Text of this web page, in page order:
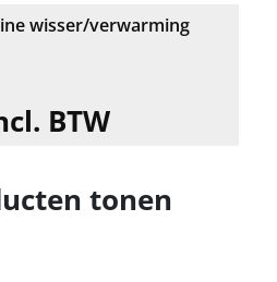
wisser/verwarming
BTW
tonen